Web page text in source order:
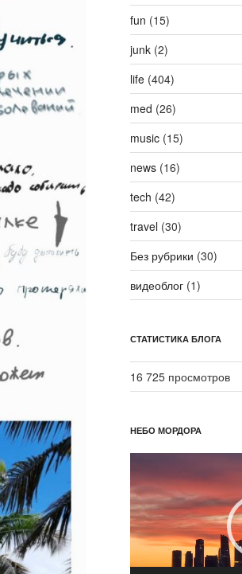
fun (15)
junk(2)
life(404)
med (26)
music(15)
news(16)
tech (42)
travel(30)
Без рубрики (30)
видеоблог(1)
СТАТИСТИКА БЛОГА
16 725 просмотров
НЕБО МОРДОРА